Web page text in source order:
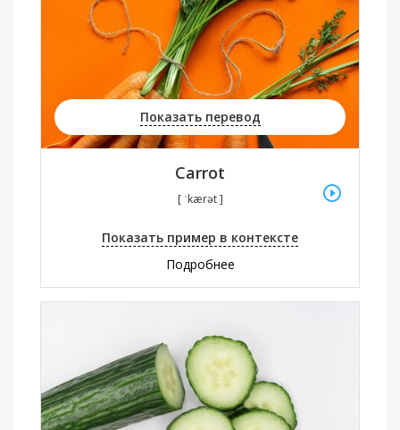
Показать перевод
Carrot
[ ˈkærət ]
Показать пример в контексте
Подробнее